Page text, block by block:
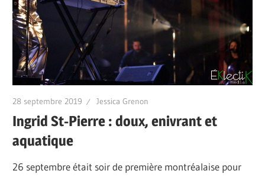
28 septembre 2019 Jessica Grenon
Ingrid St-Pierre : doux, enivrant et
aquatique
26 septembre était soir de première montréalaise pour